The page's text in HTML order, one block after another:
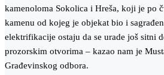
kamenoloma Sokolica i Hreša, koji je po
kamenu od kojeg je objekat bio i
elektrifikacije ostaju da se urade još sitni
prozorskim otvorima – kazao nam je
Građevinskog odbora.